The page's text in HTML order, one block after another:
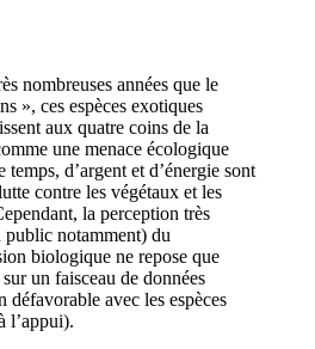
nombreuses années que le
», ces espèces exotiques
aux quatre coins de la
une menace écologique
d’argent et d’énergie sont
contre les végétaux et les
la perception très
notamment) du
biologique ne repose que
un faisceau de données
défavorable avec les espèces
l’appui).